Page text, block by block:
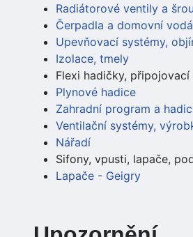
Radiátorové ventily a
Čerpadla a domovní
Upevňovací systémy,
Izolace, tmely
Flexi hadičky, připojovací
Plynové hadice
Zahradní program a
Ventilační systémy,
Nářadí
Sifony, vpusti, lapače,
Lapače - Geigry